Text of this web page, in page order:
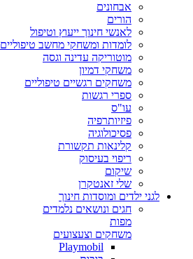
אבחונים
הורים
לאנשי חינוך ייעוץ וטיפול
לומדות ומשחקי מחשב טיפוליים
מוטוריקה עדינה וגסה
משחקי דמיון
משחקים רגשיים טיפוליים
ספרי רגשות
עו"ס
פיזיותרפיה
פסיכולוגיה
קלינאות תקשורת
ריפוי בעיסוק
שיקום
שלי זאנטקרן
לגני ילדים ומוסדות חינוך
חגים ונושאים נלמדים
מפות
משחקים וצעצועים
Playmobil